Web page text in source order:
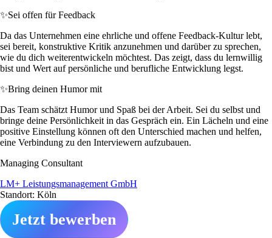
✨Sei offen für Feedback
Da das Unternehmen eine ehrliche und offene Feedback-Kultur lebt,
sei bereit, konstruktive Kritik anzunehmen und darüber zu sprechen,
wie du dich weiterentwickeln möchtest. Das zeigt, dass du lernwillig
bist und Wert auf persönliche und berufliche Entwicklung legst.
✨Bring deinen Humor mit
Das Team schätzt Humor und Spaß bei der Arbeit. Sei du selbst und
bringe deine Persönlichkeit in das Gespräch ein. Ein Lächeln und eine
positive Einstellung können oft den Unterschied machen und helfen,
eine Verbindung zu den Interviewern aufzubauen.
Managing Consultant
LM+ Leistungsmanagement GmbH
Standort: Köln
Jetzt bewerben